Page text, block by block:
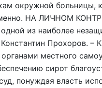
окружной больницы,
НА ЛИЧНОМ
из наиболее
Прохоров. –
местного
сирот
понуждая власть